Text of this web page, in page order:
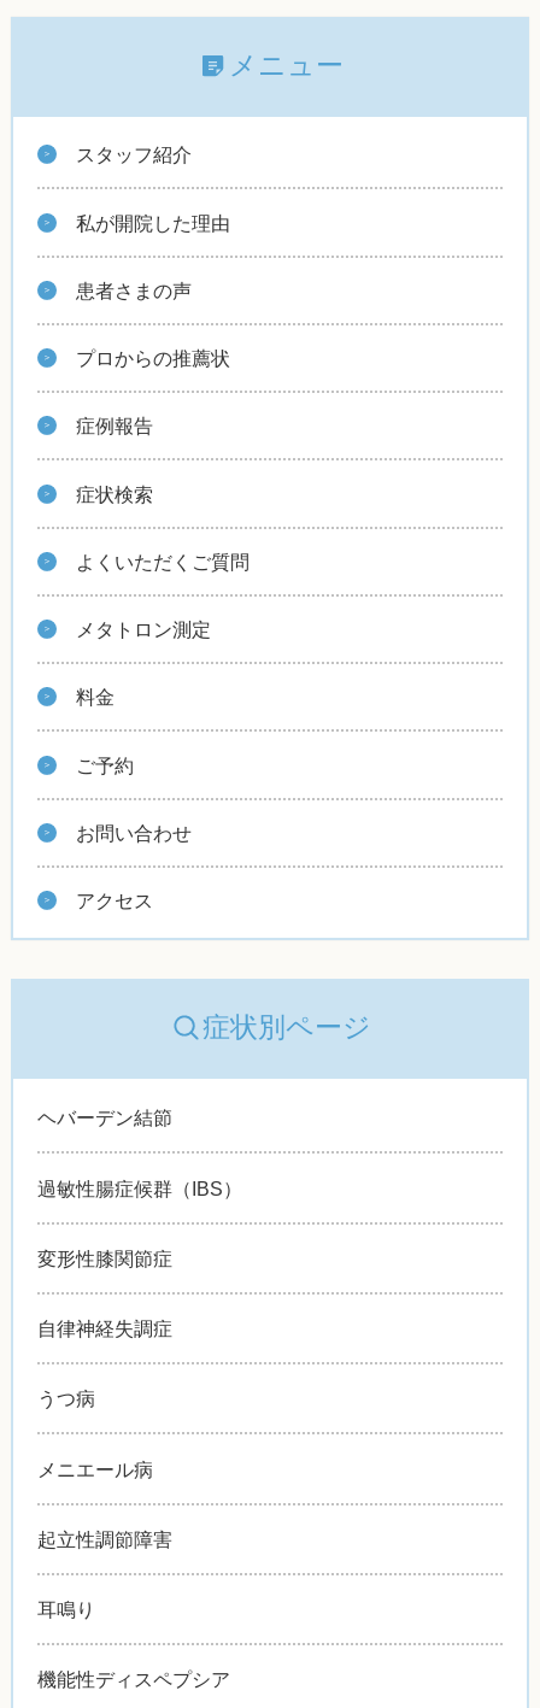
メニュー
スタッフ紹介
私が開院した理由
患者さまの声
プロからの推薦状
症例報告
症状検索
よくいただくご質問
メタトロン測定
料金
ご予約
お問い合わせ
アクセス
症状別ページ
ヘバーデン結節
過敏性腸症候群（IBS）
変形性膝関節症
自律神経失調症
うつ病
メニエール病
起立性調節障害
耳鳴り
機能性ディスペプシア